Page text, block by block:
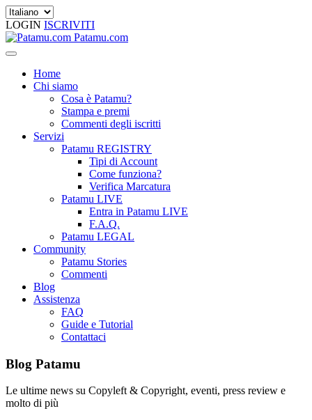
LOGIN ISCRIVITI
Patamu.com
Home
Chi siamo
Cosa è Patamu?
Stampa e premi
Commenti degli iscritti
Servizi
Patamu REGISTRY
Tipi di Account
Come funziona?
Verifica Marcatura
Patamu LIVE
Entra in Patamu LIVE
F.A.Q.
Patamu LEGAL
Community
Patamu Stories
Commenti
Blog
Assistenza
FAQ
Guide e Tutorial
Contattaci
Blog Patamu
Le ultime news su Copyleft & Copyright, eventi, press review e
molto di più